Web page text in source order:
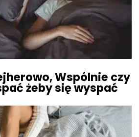
Wspólnie czy
żeby się wyspać